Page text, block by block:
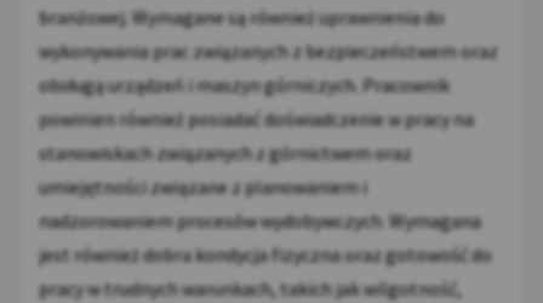
branżowej. Wymagane są również uprawnienia do
wykonywania prac związanych z bezpieczeństwem oraz
obsługą urządzeń i maszyn górniczych. Pracownik
powinien również posiadać doświadczenie w pracy na
stanowiskach związanych z górnictwem oraz
umiejętności związane z planowaniem i
nadzorowaniem procesów wydobywczych. Wymagana
jest również dobra kondycja fizyczna oraz gotowość do
pracy w trudnych warunkach, takich jak wilgotność,